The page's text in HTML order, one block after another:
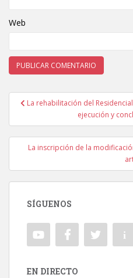
Web
Navegación de
La rehabilitación del
ejecución y
La inscripción de la
SÍGUENOS
EN DIRECTO